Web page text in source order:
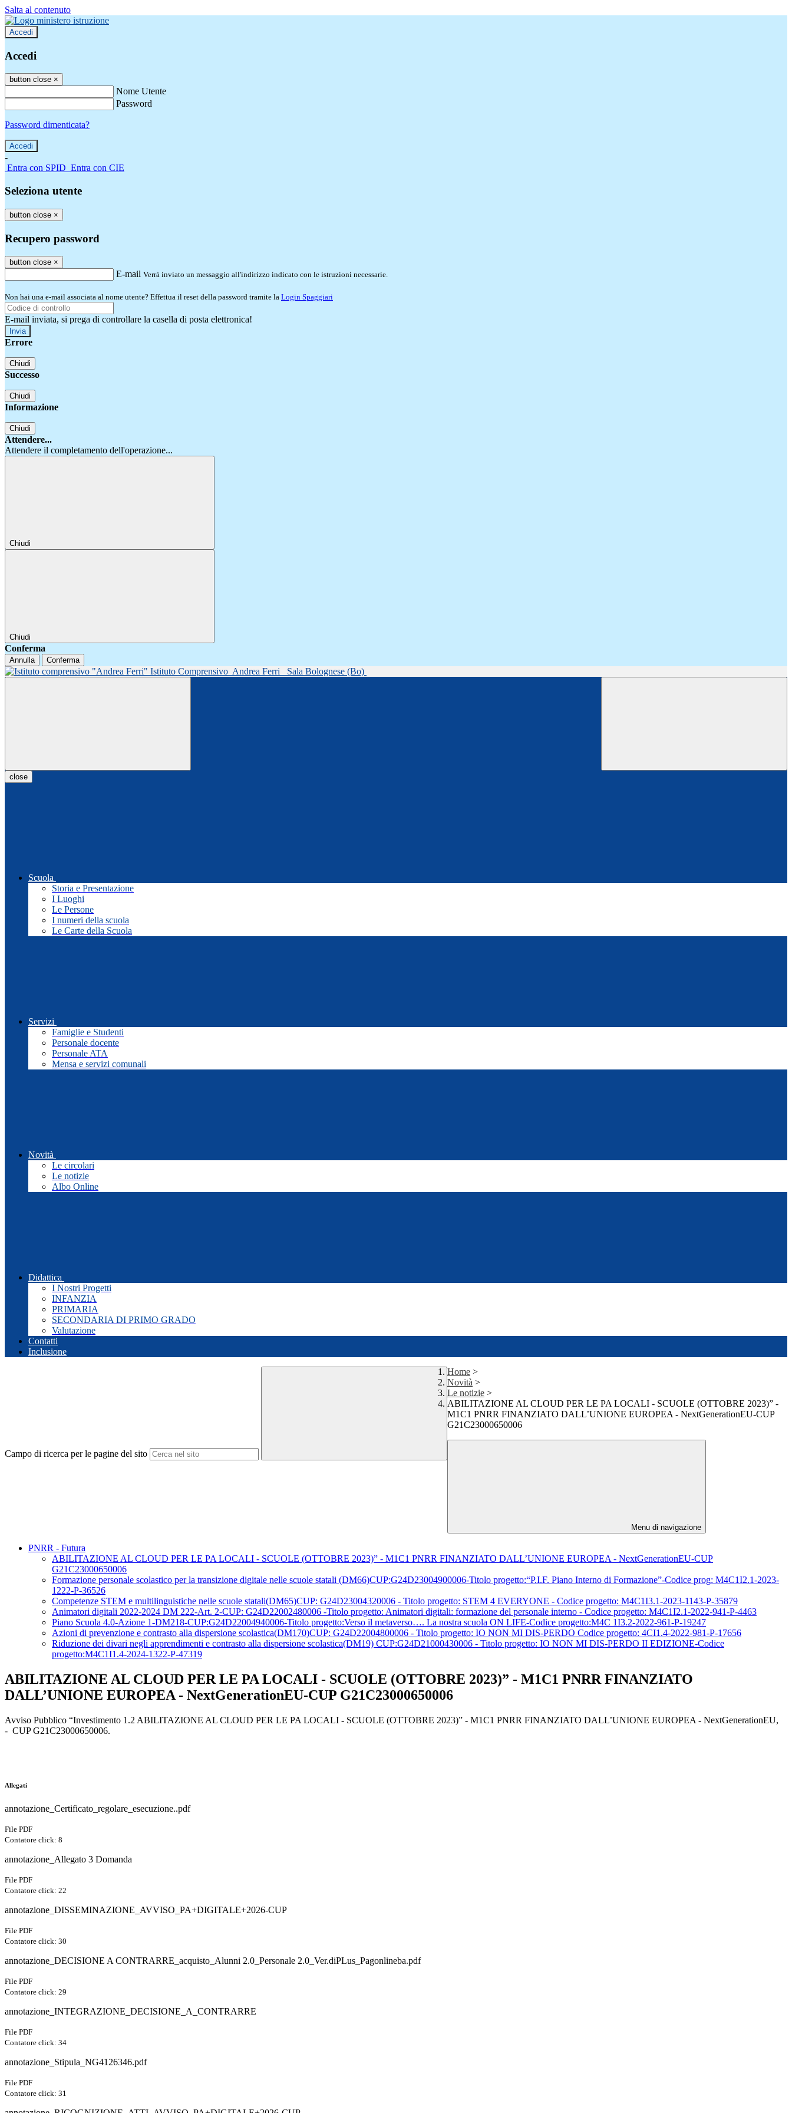
Salta al contenuto
Accedi
Accedi
button close ×
Nome Utente
Password
Password dimenticata?
-
Entra con SPID Entra con CIE
Seleziona utente
button close ×
Recupero password
button close ×
E-mail Verrà inviato un messaggio all'indirizzo indicato con le istruzioni necessarie.
Non hai una e-mail associata al nome utente? Effettua il reset della password tramite la Login Spaggiari
E-mail inviata, si prega di controllare la casella di posta elettronica!
Errore
Chiudi
Successo
Chiudi
Informazione
Chiudi
Attendere...
Attendere il completamento dell'operazione...
Chiudi
Chiudi
Conferma
Annulla Conferma
Istituto Comprensivo Andrea Ferri Sala Bolognese (Bo)
close
Scuola
Storia e Presentazione
I Luoghi
Le Persone
I numeri della scuola
Le Carte della Scuola
Servizi
Famiglie e Studenti
Personale docente
Personale ATA
Mensa e servizi comunali
Novità
Le circolari
Le notizie
Albo Online
Didattica
I Nostri Progetti
INFANZIA
PRIMARIA
SECONDARIA DI PRIMO GRADO
Valutazione
Contatti
Inclusione
Campo di ricerca per le pagine del sito
Home >
Novità >
Le notizie >
ABILITAZIONE AL CLOUD PER LE PA LOCALI - SCUOLE (OTTOBRE 2023)” -
M1C1 PNRR FINANZIATO DALL’UNIONE EUROPEA - NextGenerationEU-CUP
G21C23000650006
Menu di navigazione
PNRR - Futura
ABILITAZIONE AL CLOUD PER LE PA LOCALI - SCUOLE (OTTOBRE 2023)” - M1C1 PNRR FINANZIATO DALL’UNIONE EUROPEA - NextGenerationEU-CUP
G21C23000650006
Formazione personale scolastico per la transizione digitale nelle scuole statali (DM66)CUP:G24D23004900006-Titolo progetto:“P.I.F. Piano Interno di Formazione”-Codice prog: M4C1I2.1-2023-
1222-P-36526
Competenze STEM e multilinguistiche nelle scuole statali(DM65)CUP: G24D23004320006 - Titolo progetto: STEM 4 EVERYONE - Codice progetto: M4C1I3.1-2023-1143-P-35879
Animatori digitali 2022-2024 DM 222-Art. 2-CUP: G24D22002480006 -Titolo progetto: Animatori digitali: formazione del personale interno - Codice progetto: M4C1I2.1-2022-941-P-4463
Piano Scuola 4.0-Azione 1-DM218-CUP:G24D22004940006-Titolo progetto:Verso il metaverso…. La nostra scuola ON LIFE-Codice progetto:M4C 1I3.2-2022-961-P-19247
Azioni di prevenzione e contrasto alla dispersione scolastica(DM170)CUP: G24D22004800006 - Titolo progetto: IO NON MI DIS-PERDO Codice progetto: 4CI1.4-2022-981-P-17656
Riduzione dei divari negli apprendimenti e contrasto alla dispersione scolastica(DM19) CUP:G24D21000430006 - Titolo progetto: IO NON MI DIS-PERDO II EDIZIONE-Codice
progetto:M4C1I1.4-2024-1322-P-47319
ABILITAZIONE AL CLOUD PER LE PA LOCALI - SCUOLE (OTTOBRE 2023)” - M1C1 PNRR FINANZIATO
DALL’UNIONE EUROPEA - NextGenerationEU-CUP G21C23000650006
Avviso Pubblico “Investimento 1.2 ABILITAZIONE AL CLOUD PER LE PA LOCALI - SCUOLE (OTTOBRE 2023)” - M1C1 PNRR FINANZIATO DALL’UNIONE EUROPEA - NextGenerationEU,
- CUP G21C23000650006.
Allegati
annotazione_Certificato_regolare_esecuzione..pdf
File PDF
Contatore click: 8
annotazione_Allegato 3 Domanda
File PDF
Contatore click: 22
annotazione_DISSEMINAZIONE_AVVISO_PA+DIGITALE+2026-CUP
File PDF
Contatore click: 30
annotazione_DECISIONE A CONTRARRE_acquisto_Alunni 2.0_Personale 2.0_Ver.diPLus_Pagonlineba.pdf
File PDF
Contatore click: 29
annotazione_INTEGRAZIONE_DECISIONE_A_CONTRARRE
File PDF
Contatore click: 34
annotazione_Stipula_NG4126346.pdf
File PDF
Contatore click: 31